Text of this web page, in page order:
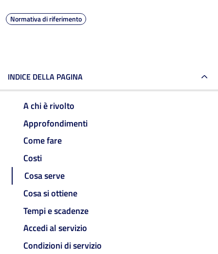
Normativa di riferimento
INDICE DELLA PAGINA
A chi è rivolto
Approfondimenti
Come fare
Costi
Cosa serve
Cosa si ottiene
Tempi e scadenze
Accedi al servizio
Condizioni di servizio